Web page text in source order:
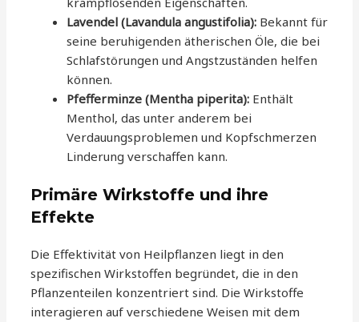
Lavendel (Lavandula angustifolia): Bekannt für
seine beruhigenden ätherischen Öle, die bei
Schlafstörungen und Angstzuständen helfen
können.
Pfefferminze (Mentha piperita): Enthält
Menthol, das unter anderem bei
Verdauungsproblemen und Kopfschmerzen
Linderung verschaffen kann.
Primäre Wirkstoffe und ihre
Effekte
Die Effektivität von Heilpflanzen liegt in den
spezifischen Wirkstoffen begründet, die in den
Pflanzenteilen konzentriert sind. Die Wirkstoffe
interagieren auf verschiedene Weisen mit dem